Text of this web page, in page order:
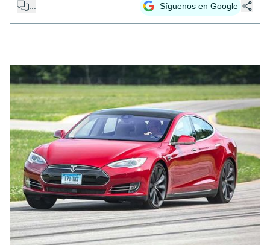
Síguenos en Google